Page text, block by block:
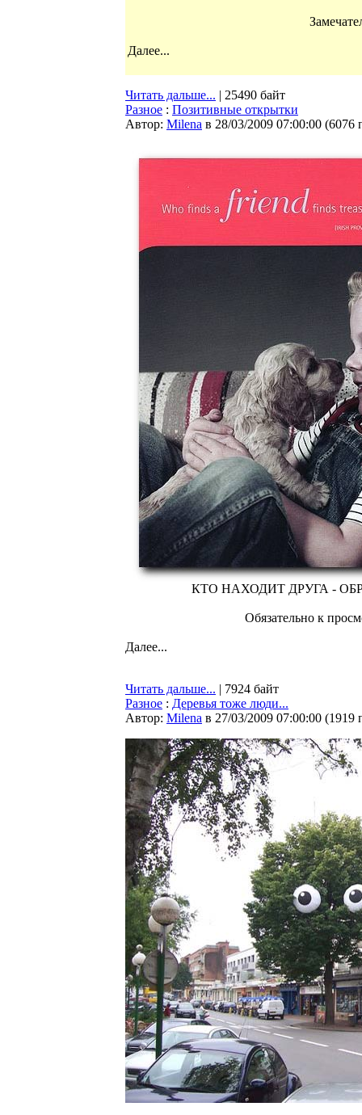
Далее...
Читать дальше... | 25490 байт
Разное : Позитивные открытки
Автор: Milena в 28/03/2009 07:00:00 (6076
КТО НАХОДИТ ДРУГА -
Обязательно к
Далее...
Читать дальше... | 7924 байт
Разное : Деревья тоже люди...
Автор: Milena в 27/03/2009 07:00:00 (1919